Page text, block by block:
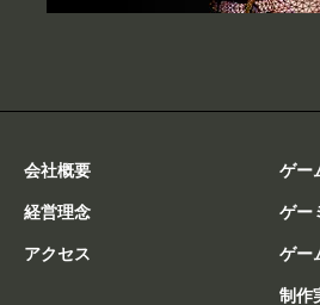
会社概要
経営理念
アクセス
ゲー
ゲー
ゲー
制作